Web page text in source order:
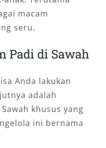
macam
seru.
Padi di Sawah
Anda lakukan
adalah
khusus yang
ini bernama